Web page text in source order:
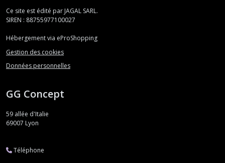
Ce site est édité par JAGAL SARL.
SIREN : 88755977100027
Hébergement via eProShopping
Gestion des cookies
Données personnelles
GG Concept
59 allée d'Italie
69007 Lyon
Téléphone